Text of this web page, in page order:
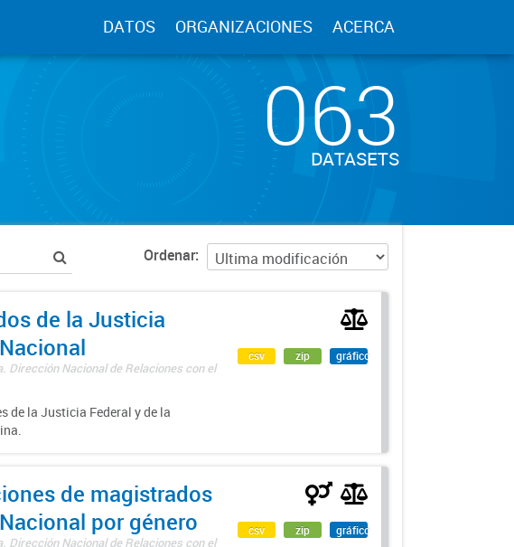
DATOS ORGANIZACIONES ACERCA
063
DATASETS
Ordenar
de la Justicia
Nacional de Relaciones con el
de la Justicia Federal y de la
csv zip gráfico
de magistrados
por género
Nacional de Relaciones con el
csv zip gráfico